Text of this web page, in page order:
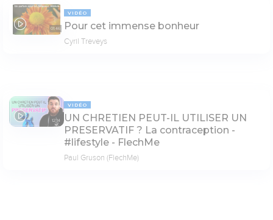
01:46
VIDÉO
Pour cet immense bonheur
Cyril Treveys
12:14
VIDÉO
UN CHRETIEN PEUT-IL UTILISER UN
PRESERVATIF ? La contraception -
#lifestyle - FlechMe
Paul Gruson (FlechMe)